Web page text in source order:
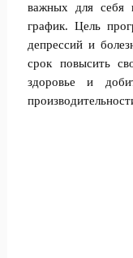
важных для себя
график. Цель
депрессий и
срок повысить
здоровье и